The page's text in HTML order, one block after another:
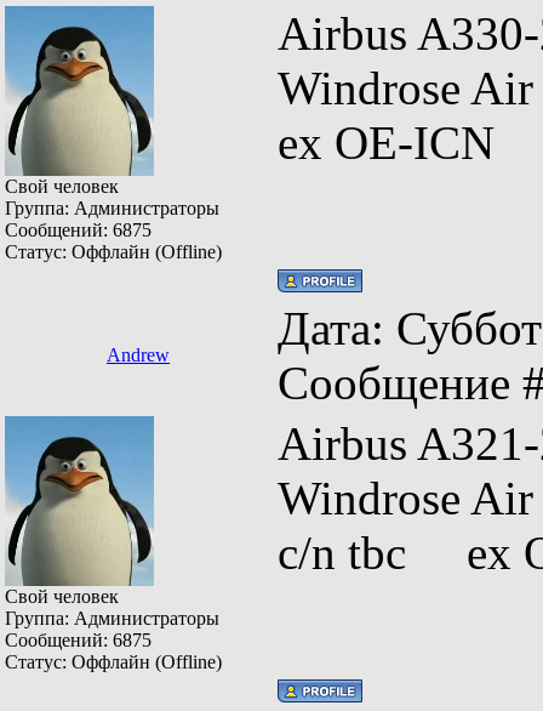
Свой человек
Группа: Администраторы
Сообщений: 6875
Статус: Оффлайн (Offline)
Airbus
Windrose
ex OE-ICN
Andrew
Дата:
Сообщение
Свой человек
Группа: Администраторы
Сообщений: 6875
Статус: Оффлайн (Offline)
Airbus
Windrose
c/n tbc ex